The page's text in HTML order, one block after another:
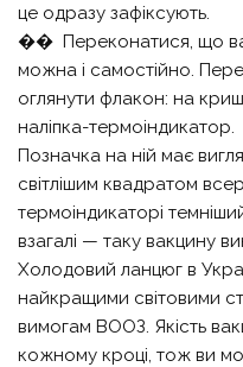
це одразу зафіксують.
�� Переконатися, що
можна і самостійно.
оглянути флакон: на
наліпка-термоіндикатор.
Позначка на ній має
світлішим квадратом
термоіндикаторі
взагалі — таку вакцину
Холодовий ланцюг в
найкращими світовими
вимогам ВООЗ. Якість
кожному кроці, тож ви